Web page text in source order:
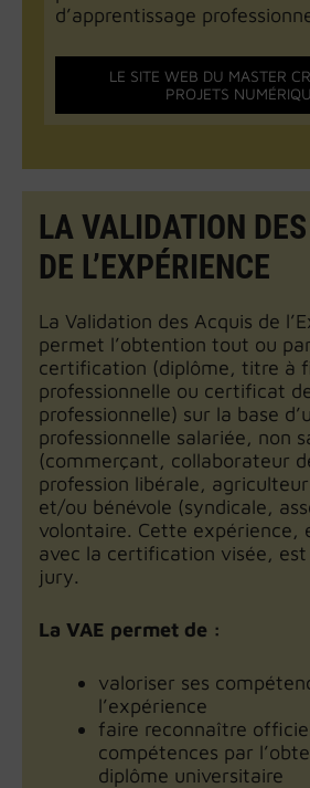
d’apprentissage
LE SITE WEB DU MASTER
PROJETS
LA VALIDATION
DE L’EXPÉRIENCE
La Validation des Acquis de
permet l’obtention tout ou
certification (diplôme, titre à
professionnelle ou certificat
professionnelle) sur la base
professionnelle salariée, non
(commerçant, collaborateur
profession libérale,
et/ou bénévole (syndicale,
volontaire. Cette expérience,
avec la certification visée,
jury.
La VAE permet de :
valoriser ses
l’expérience
faire reconnaître
compétences par
diplôme universitaire